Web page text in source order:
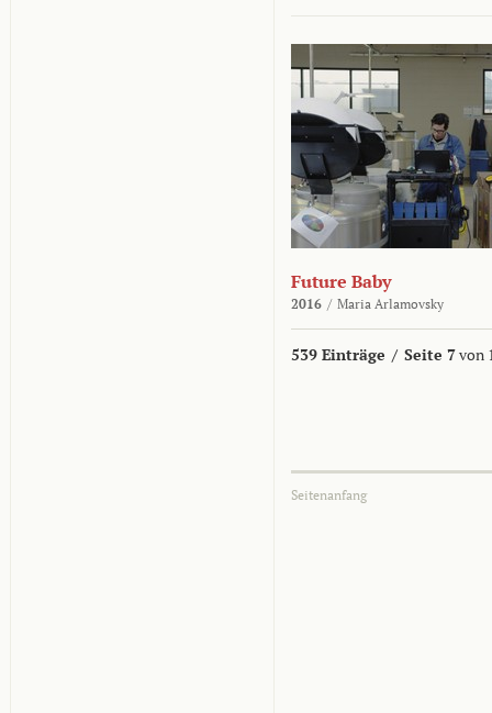
Future Baby
2016 / Maria Arlamovsky
539 Einträge / Seite 7von
Seitenanfang